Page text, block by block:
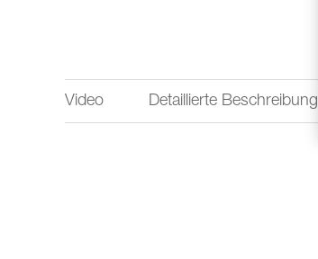
Video Detaillierte Beschreibung